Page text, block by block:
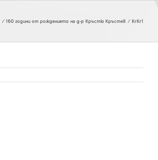
160 години от рождението на д-р Кръстю Кръстев KrKr1